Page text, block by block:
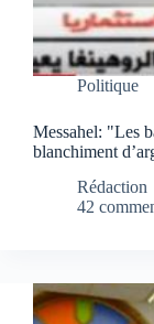
Politique
Messahel: "Les
blanchiment
Rédaction
42